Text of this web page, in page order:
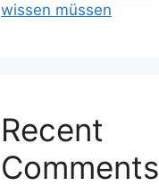
wissen müssen
Recent
Comments